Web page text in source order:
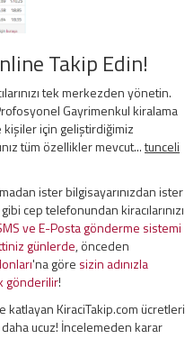
Takip Edin!
tek merkezden yönetin.
Gayrimenkul kiralama
için geliştirdiğimiz
tüm özellikler mevcut...tunceli
ister bilgisayarınızdan ister
cep telefonundan kiracılarınızı
ve E-Posta gönderme sistemi
günlerde, önceden
'na göre sizin adınızla
gönderilir!
KiraciTakip.com ücretleri
daha ucuz! İncelemeden karar